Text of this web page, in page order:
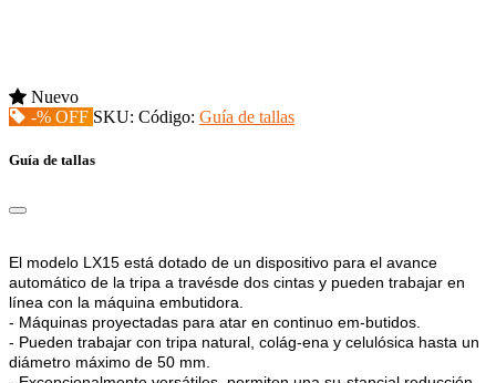
Nuevo
-% OFF SKU: Código: Guía de tallas
Guía de tallas
El modelo LX15 está dotado de un dispositivo para el avance
automático de la tripa a travésde dos cintas y pueden trabajar en
línea con la máquina embutidora.
- Máquinas proyectadas para atar en continuo em-butidos.
- Pueden trabajar con tripa natural, colág-ena y celulósica hasta un
diámetro máximo de 50 mm.